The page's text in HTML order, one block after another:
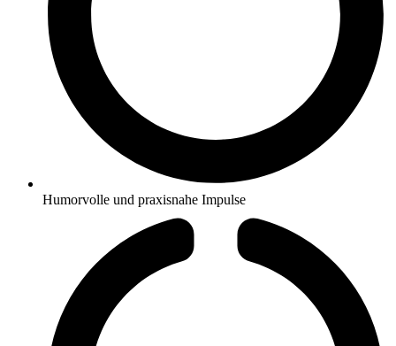
Humorvolle und praxisnahe Impulse